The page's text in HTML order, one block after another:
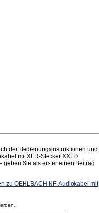
der Bedienungsinstruktionen und
mit XLR-Stecker XXL®
geben Sie als erster einen Beitrag
zu OEHLBACH NF-Audiokabel mit